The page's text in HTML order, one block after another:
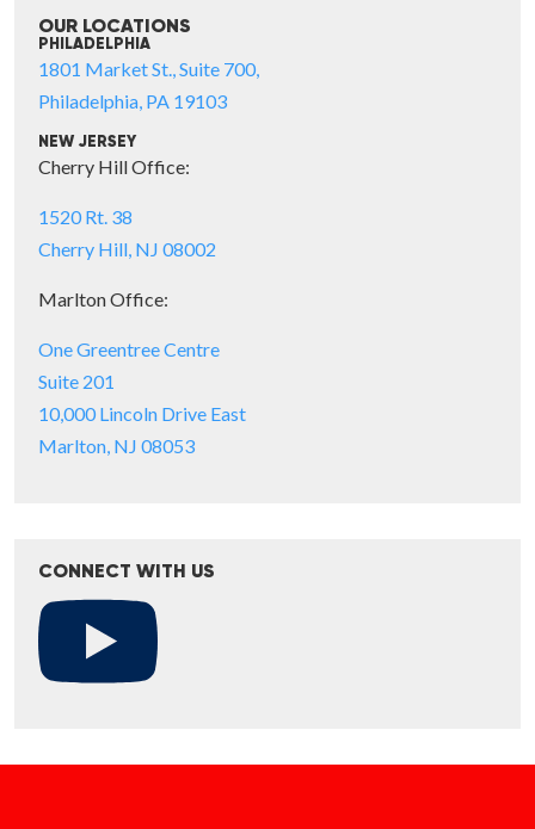
OUR LOCATIONS
PHILADELPHIA
1801 Market St., Suite 700,
Philadelphia, PA 19103
NEW JERSEY
Cherry Hill Office:
1520 Rt. 38
Cherry Hill, NJ 08002
Marlton Office:
One Greentree Centre
Suite 201
10,000 Lincoln Drive East
Marlton, NJ 08053
CONNECT WITH US